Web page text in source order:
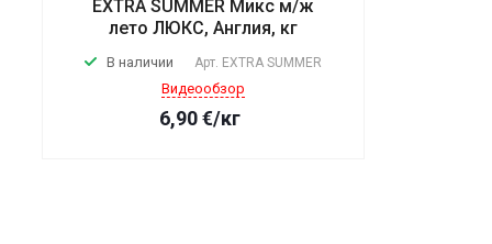
EXTRA SUМMER Mикс м/ж
лето ЛЮКС, Англия, кг
В наличии Арт. EXTRA SUМMER
Видеообзор
6,90€/кг